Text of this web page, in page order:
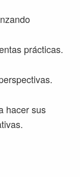
prácticas.
hacer sus